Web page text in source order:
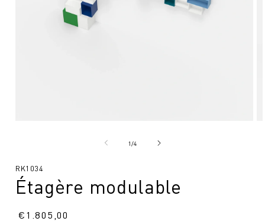
modal
1/de4
SKU
RK1034
Étagère modulable
Prix
€1.805,00